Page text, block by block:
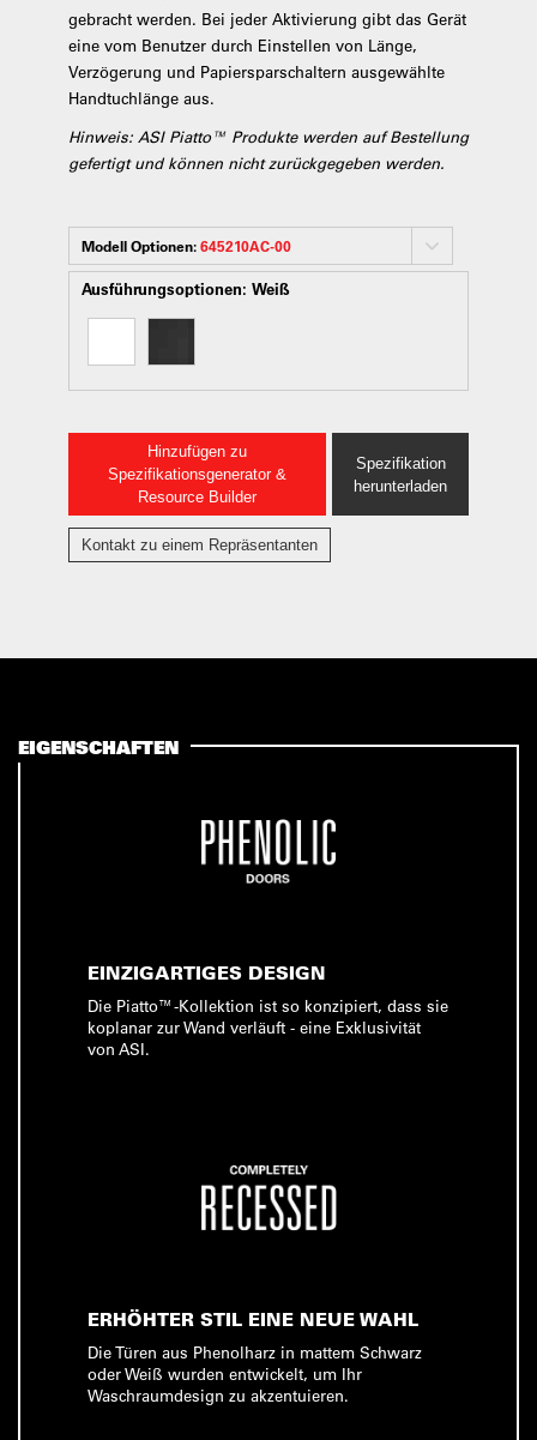
gebracht werden. Bei jeder Aktivierung gibt das Gerät
eine vom Benutzer durch Einstellen von Länge,
Verzögerung und Papiersparschaltern ausgewählte
Handtuchlänge aus.
Hinweis: ASI Piatto™ Produkte werden auf Bestellung
gefertigt und können nicht zurückgegeben werden.
Modell Optionen:645210AC-00
Ausführungsoptionen: Weiß
Hinzufügen zu
Spezifikationsgenerator &
Resource Builder
Spezifikation
herunterladen
Kontakt zu einem Repräsentanten
EIGENSCHAFTEN
EINZIGARTIGES DESIGN
Die Piatto™-Kollektion ist so konzipiert, dass sie
koplanar zur Wand verläuft - eine Exklusivität
von ASI.
ERHÖHTER STIL EINE NEUE WAHL
Die Türen aus Phenolharz in mattem Schwarz
oder Weiß wurden entwickelt, um Ihr
Waschraumdesign zu akzentuieren.